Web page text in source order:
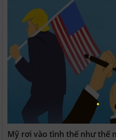
Mỹ rơi vào tình thế như thế